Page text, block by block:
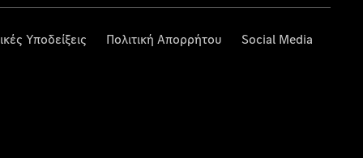
Υποδείξεις Πολιτική Απορρήτου Social Media